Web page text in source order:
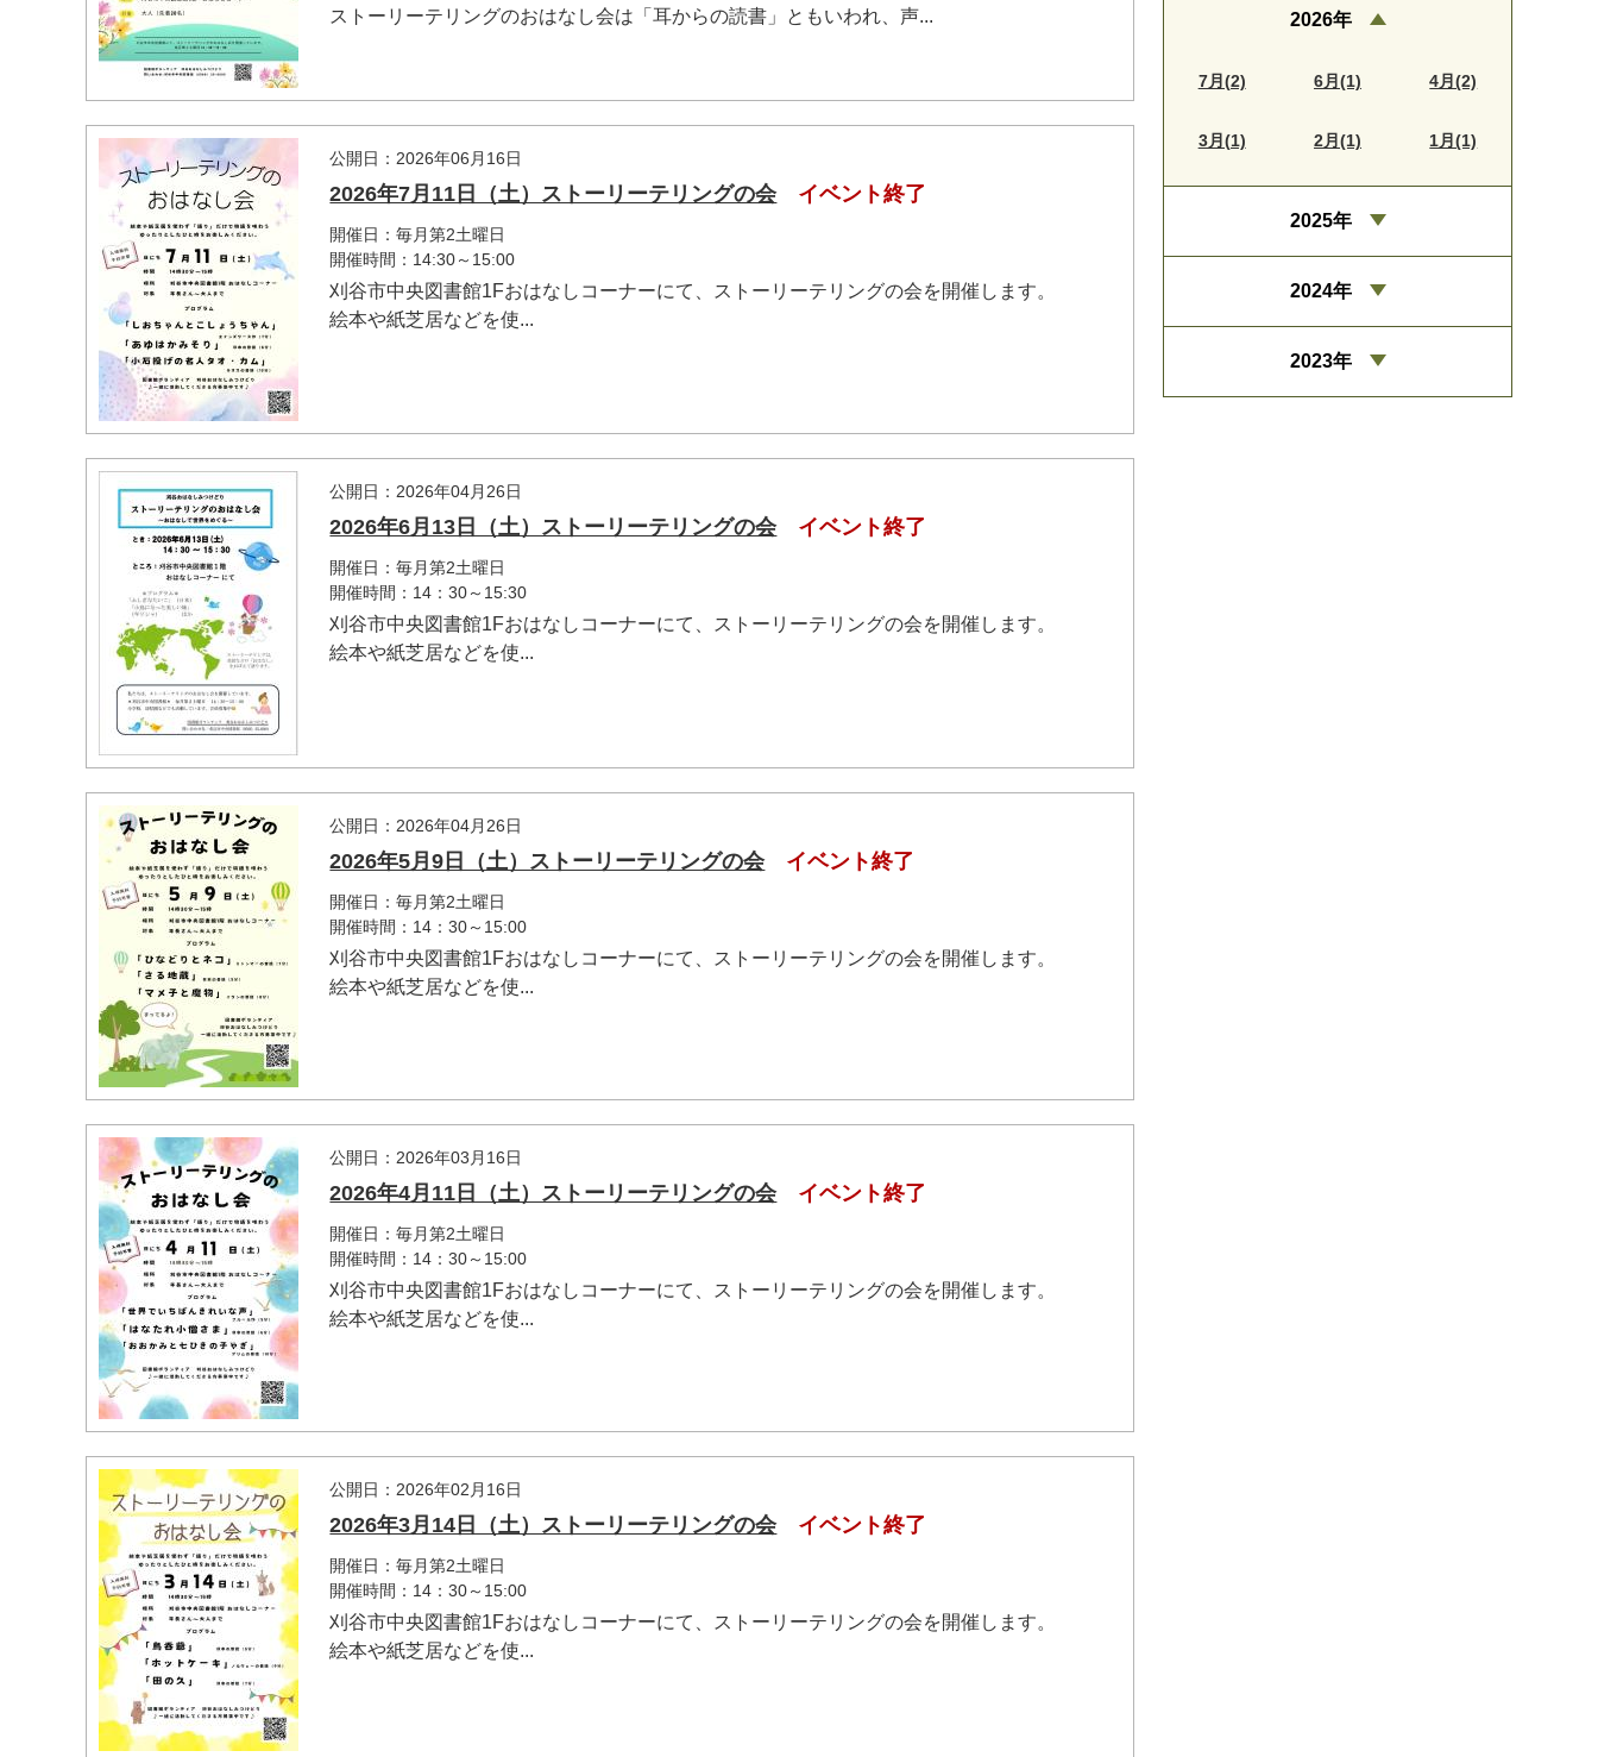
ストーリーテリングのおはなし会は「耳からの読書」ともいわれ、声...
公開日：2026年06月16日
2026年7月11日（土）ストーリーテリングの会 イベント終了
開催日：毎月第2土曜日
開催時間：14:30～15:00
刈谷市中央図書館1Fおはなしコーナーにて、ストーリーテリングの会を開催します。
絵本や紙芝居などを使...
公開日：2026年04月26日
2026年6月13日（土）ストーリーテリングの会 イベント終了
開催日：毎月第2土曜日
開催時間：14：30～15:30
刈谷市中央図書館1Fおはなしコーナーにて、ストーリーテリングの会を開催します。
絵本や紙芝居などを使...
公開日：2026年04月26日
2026年5月9日（土）ストーリーテリングの会 イベント終了
開催日：毎月第2土曜日
開催時間：14：30～15:00
刈谷市中央図書館1Fおはなしコーナーにて、ストーリーテリングの会を開催します。
絵本や紙芝居などを使...
公開日：2026年03月16日
2026年4月11日（土）ストーリーテリングの会 イベント終了
開催日：毎月第2土曜日
開催時間：14：30～15:00
刈谷市中央図書館1Fおはなしコーナーにて、ストーリーテリングの会を開催します。
絵本や紙芝居などを使...
公開日：2026年02月16日
2026年3月14日（土）ストーリーテリングの会 イベント終了
開催日：毎月第2土曜日
開催時間：14：30～15:00
刈谷市中央図書館1Fおはなしコーナーにて、ストーリーテリングの会を開催します。
絵本や紙芝居などを使...
2026年
7月(2) 6月(1) 4月(2)
3月(1) 2月(1) 1月(1)
2025年
2024年
2023年